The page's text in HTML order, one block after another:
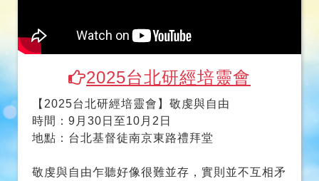
2025台北研經培靈會
時間：9月30日至10月2日